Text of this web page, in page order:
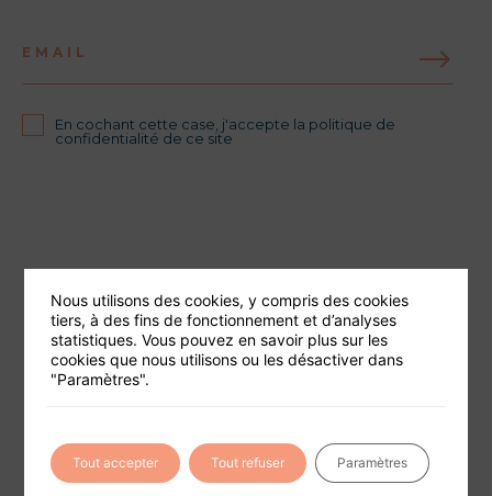
EMAIL
En cochant cette case, j'accepte la politique de
confidentialité de ce site
Foire aux questions
Nous utilisons des cookies, y compris des cookies
tiers, à des fins de fonctionnement et d’analyses
statistiques. Vous pouvez en savoir plus sur les
cookies que nous utilisons ou les désactiver dans
"Paramètres".
Tout accepter Tout refuser Paramètres